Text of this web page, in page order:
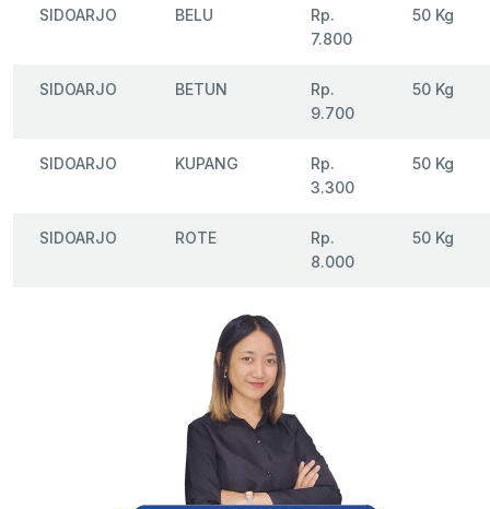
SIDOARJO BELU
Rp.
7.800
50 Kg
SIDOARJO BETUN
Rp.
9.700
50 Kg
SIDOARJO KUPANG
Rp.
3.300
50 Kg
SIDOARJO ROTE
Rp.
8.000
50 Kg